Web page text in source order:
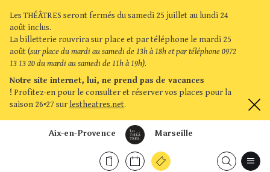
Les THÉÂTRES seront fermés du samedi 25 juillet au lundi 24
août inclus.
La billetterie rouvrira sur place et par téléphone le mardi 25
août (sur place du mardi au samedi de 13h à 18h et par téléphone 0972
13 13 20 du mardi au samedi de 11h à 19h).
Notre site internet, lui, ne prend pas de vacances
! Profitez-en pour le consulter et réserver vos places pour la
saison 26•27 sur lestheatres.net.
Marseille
Aix-en-Provence